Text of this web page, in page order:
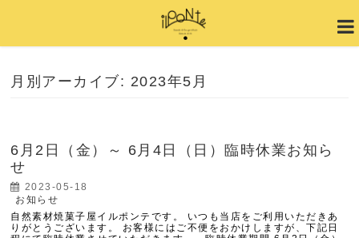
月別アーカイブ: 2023年5月
6月2日（金）～ 6月4日（日）臨時休業お知ら
せ
2023-05-18
お知らせ
自然素材焼菓子屋イルポンテです。 いつも当店をご利用いただきあ
りがとうございます。 お客様にはご不便をおかけしますが、下記日